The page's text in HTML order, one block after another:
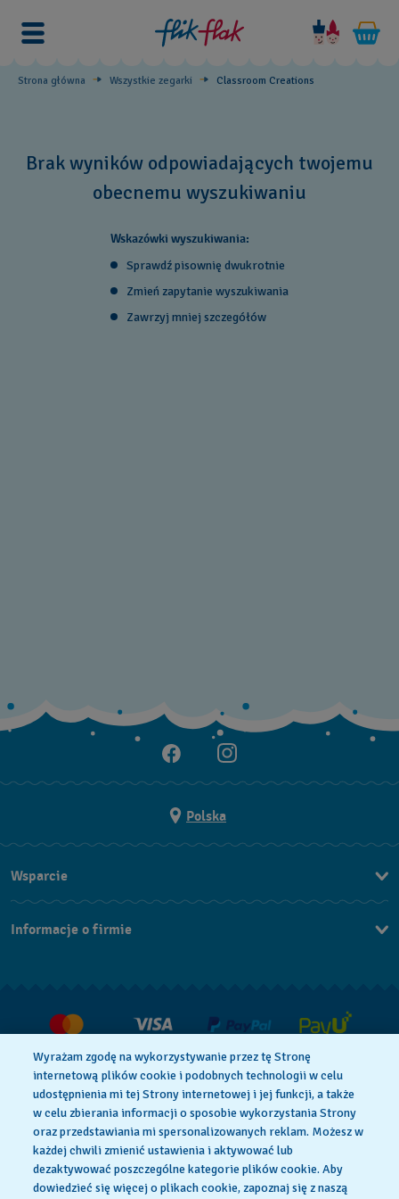
Classroom
Creations
Strona główna Wszystkie zegarki Classroom Creations
Brak wyników odpowiadających twojemu
obecnemu wyszukiwaniu
Wskazówki wyszukiwania:
Sprawdź pisownię dwukrotnie
Zmień zapytanie wyszukiwania
Zawrzyj mniej szczegółów
Polska
Wsparcie
FAQ
Warunki sprzedaży
Odstąp od umowy
Informacje o firmie
Polityka Prywatności Pliki Cookie
Wyrażam zgodę na wykorzystywanie przez tę Stronę
internetową plików cookie i podobnych technologii w celu
udostępnienia mi tej Strony internetowej i jej funkcji, a także
w celu zbierania informacji o sposobie wykorzystania Strony
oraz przedstawiania mi spersonalizowanych reklam. Możesz w
każdej chwili zmienić ustawienia i aktywować lub
dezaktywować poszczególne kategorie plików cookie. Aby
dowiedzieć się więcej o plikach cookie, zapoznaj się z naszą